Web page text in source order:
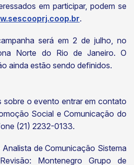
em participar, podem se
.
será em 2 de julho, no
Norte do Rio de Janeiro. O
ainda estão sendo definidos.
sobre o evento entrar em contato
Social e Comunicação do
(21) 2232-0133.
de Comunicação Sistema
Montenegro Grupo de